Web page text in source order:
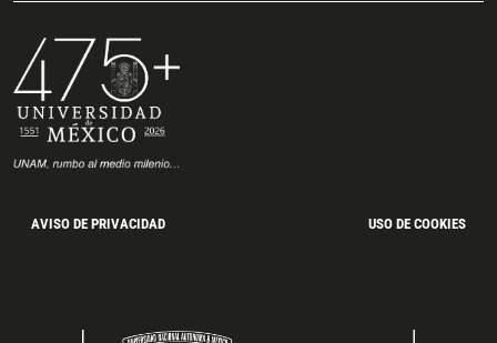
AVISO DE PRIVACIDAD USO DE COOKIES